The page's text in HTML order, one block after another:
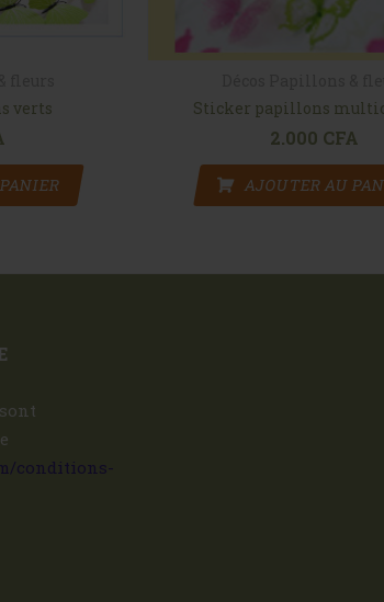
verts
Sticker papillons
2.000 CFA
AJOUTER AU
conditions-